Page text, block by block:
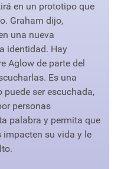
en un prototipo que
Graham dijo,
una nueva
identidad. Hay
Aglow de parte del
Es una
puede ser escuchada,
personas
palabra y permita que
impacten su vida y le